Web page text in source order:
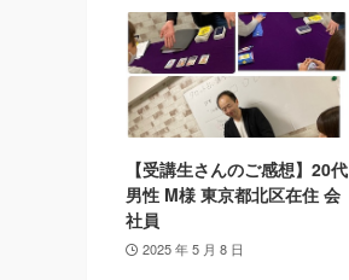
【受講生さんのご感想】20代
男性 M様 東京都北区在住 会
社員
2025 年 5 月 8 日